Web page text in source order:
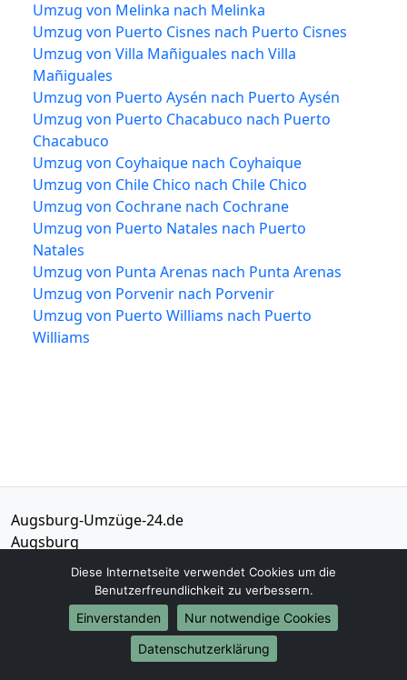
Umzug von Melinka nach Melinka
Umzug von Puerto Cisnes nach Puerto Cisnes
Umzug von Villa Mañiguales nach Villa
Mañiguales
Umzug von Puerto Aysén nach Puerto Aysén
Umzug von Puerto Chacabuco nach Puerto
Chacabuco
Umzug von Coyhaique nach Coyhaique
Umzug von Chile Chico nach Chile Chico
Umzug von Cochrane nach Cochrane
Umzug von Puerto Natales nach Puerto
Natales
Umzug von Punta Arenas nach Punta Arenas
Umzug von Porvenir nach Porvenir
Umzug von Puerto Williams nach Puerto
Williams
Augsburg-Umzüge-24.de
Augsburg
01579-2482322
info@augsburg-umzuege-24.de
Mo - Sa: 06:00 - 18:00 Uhr
Diese Internetseite verwendet Cookies um die
Benutzerfreundlichkeit zu verbessern.
Einverstanden
Nur notwendige Cookies
Datenschutzerklärung